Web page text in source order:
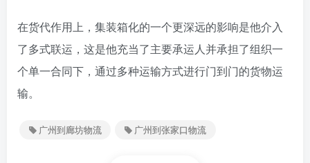
在货代作用上，集装箱化的一个更深远的影响是他介入
了多式联运，这是他充当了主要承运人并承担了组织一
个单一合同下，通过多种运输方式进行门到门的货物运
输。
广州到廊坊物流 广州到张家口物流